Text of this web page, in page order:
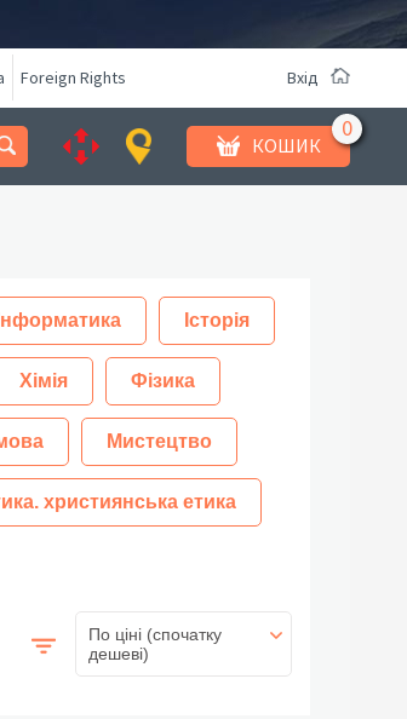
Foreign Rights Вхід
КОШИК
Інформатика Історія
Хімія Фізика
Мистецтво
християнська етика
По ціні (спочатку
дешеві)